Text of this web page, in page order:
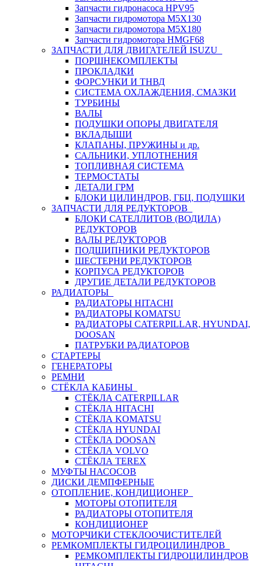
Запчасти гидронасоса HPV95
Запчасти гидромотора M5X130
Запчасти гидромотора M5X180
Запчасти гидромотора HMGF68
ЗАПЧАСТИ ДЛЯ ДВИГАТЕЛЕЙ ISUZU
ПОРШНЕКОМПЛЕКТЫ
ПРОКЛАДКИ
ФОРСУНКИ И ТНВД
СИСТЕМА ОХЛАЖДЕНИЯ, СМАЗКИ
ТУРБИНЫ
ВАЛЫ
ПОДУШКИ ОПОРЫ ДВИГАТЕЛЯ
ВКЛАДЫШИ
КЛАПАНЫ, ПРУЖИНЫ и др.
САЛЬНИКИ, УПЛОТНЕНИЯ
ТОПЛИВНАЯ СИСТЕМА
ТЕРМОСТАТЫ
ДЕТАЛИ ГРМ
БЛОКИ ЦИЛИНДРОВ, ГБЦ, ПОДУШКИ
ЗАПЧАСТИ ДЛЯ РЕДУКТОРОВ
БЛОКИ САТЕЛЛИТОВ (ВОДИЛА)
РЕДУКТОРОВ
ВАЛЫ РЕДУКТОРОВ
ПОДШИПНИКИ РЕДУКТОРОВ
ШЕСТЕРНИ РЕДУКТОРОВ
КОРПУСА РЕДУКТОРОВ
ДРУГИЕ ДЕТАЛИ РЕДУКТОРОВ
РАДИАТОРЫ
РАДИАТОРЫ HITACHI
РАДИАТОРЫ KOMATSU
РАДИАТОРЫ CATERPILLAR, HYUNDAI,
DOOSAN
ПАТРУБКИ РАДИАТОРОВ
СТАРТЕРЫ
ГЕНЕРАТОРЫ
РЕМНИ
СТЁКЛА КАБИНЫ
СТЁКЛА CATERPILLAR
СТЁКЛА HITACHI
СТЁКЛА KOMATSU
СТЁКЛА HYUNDAI
СТЁКЛА DOOSAN
СТЁКЛА VOLVO
СТЁКЛА TEREX
МУФТЫ НАСОСОВ
ДИСКИ ДЕМПФЕРНЫЕ
ОТОПЛЕНИЕ, КОНДИЦИОНЕР
МОТОРЫ ОТОПИТЕЛЯ
РАДИАТОРЫ ОТОПИТЕЛЯ
КОНДИЦИОНЕР
МОТОРЧИКИ СТЕКЛООЧИСТИТЕЛЕЙ
РЕМКОМПЛЕКТЫ ГИДРОЦИЛИНДРОВ
РЕМКОМПЛЕКТЫ ГИДРОЦИЛИНДРОВ